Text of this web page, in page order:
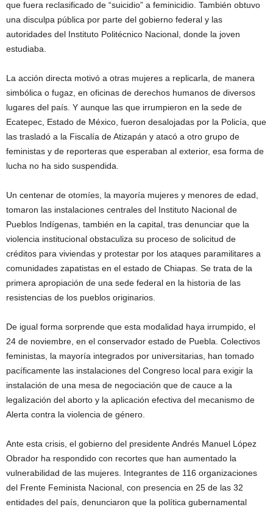
que fuera reclasificado de “suicidio” a feminicidio. También obtuvo
una disculpa pública por parte del gobierno federal y las
autoridades del Instituto Politécnico Nacional, donde la joven
estudiaba.
La acción directa motivó a otras mujeres a replicarla, de manera
simbólica o fugaz, en oficinas de derechos humanos de diversos
lugares del país. Y aunque las que irrumpieron en la sede de
Ecatepec, Estado de México, fueron desalojadas por la Policía, que
las trasladó a la Fiscalía de Atizapán y atacó a otro grupo de
feministas y de reporteras que esperaban al exterior, esa forma de
lucha no ha sido suspendida.
Un centenar de otomíes, la mayoría mujeres y menores de edad,
tomaron las instalaciones centrales del Instituto Nacional de
Pueblos Indígenas, también en la capital, tras denunciar que la
violencia institucional obstaculiza su proceso de solicitud de
créditos para viviendas y protestar por los ataques paramilitares a
comunidades zapatistas en el estado de Chiapas. Se trata de la
primera apropiación de una sede federal en la historia de las
resistencias de los pueblos originarios.
De igual forma sorprende que esta modalidad haya irrumpido, el
24 de noviembre, en el conservador estado de Puebla. Colectivos
feministas, la mayoría integrados por universitarias, han tomado
pacíficamente las instalaciones del Congreso local para exigir la
instalación de una mesa de negociación que de cauce a la
legalización del aborto y la aplicación efectiva del mecanismo de
Alerta contra la violencia de género.
Ante esta crisis, el gobierno del presidente Andrés Manuel López
Obrador ha respondido con recortes que han aumentado la
vulnerabilidad de las mujeres. Integrantes de 116 organizaciones
del Frente Feminista Nacional, con presencia en 25 de las 32
entidades del país, denunciaron que la política gubernamental